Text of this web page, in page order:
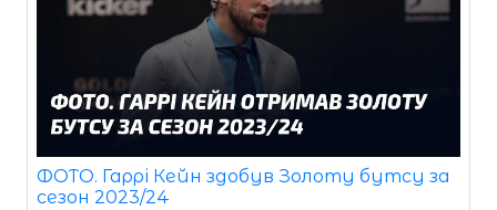
ФОТО. Гаррі Кейн здобув Золоту бутсу за
сезон 2023/24